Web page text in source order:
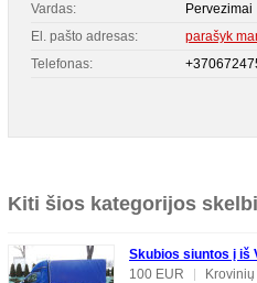
Vardas:
Pervezimai
El. pašto adresas:
parašyk
Telefonas:
Kiti šios kategorijos
Skubios siuntos į iš
Vroclavas
100 EUR